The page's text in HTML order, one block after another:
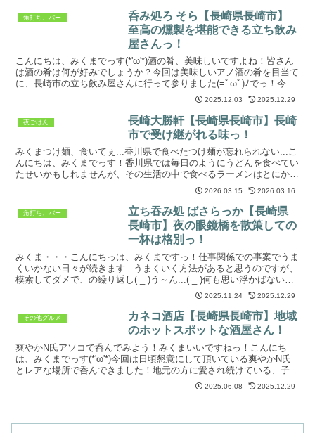
角打ち、バー
呑み処ろ そら【長崎県長崎市】
至高の燻製を堪能できる立ち飲み
屋さんっ！
こんにちは、みくまでっす(*'ω'*)酒の肴、美味しいですよね！皆さん
は酒の肴は何が好みでしょうか？今回は美味しいアノ酒の肴を目当て
に、長崎市の立ち飲み屋さんに行って参りました(=ﾟωﾟ)ﾉでっ！今回
訪れましたのが、長崎県長崎市中町にありま... 2025.12.03 2025.12.29
夜ごはん
長崎大勝軒【長崎県長崎市】長崎
市で受け継がれる味っ！
みくまつけ麺、食いてぇ...香川県で食べたつけ麺が忘れられない...こ
んにちは、みくまでっす！香川県では毎日のようにうどんを食べてい
たせいかもしれませんが、その生活の中で食べるラーメンはとにかく
美味しく感じました。特につけ麺。思い出を美化し...
2026.03.15 2026.03.16
角打ち、バー
立ち吞み処 ばさらっか【長崎県
長崎市】夜の眼鏡橋を散策しての
一杯は格別っ！
みくま・・・こんにちっは、みくまですっ！仕事関係での事案でうま
くいかない日々が続きます...うまくいく方法があると思うのですが、
模索してダメで、の繰り返し(-_-)う～ん...(-_-)何も思い浮かばないの
2025.11.24 2025.12.29
その他グルメ
カネコ酒店【長崎県長崎市】地域
のホットスポットな酒屋さん！
爽やかN氏アソコで呑んでみよう！みくまいいですねっ！こんにち
は、みくまでっす(*'ω'*)今回は日頃懇意にして頂いている爽やかN氏
とレアな場所で呑んできました！地元の方に愛され続けている、子供
にも大人にも評判のホットスポットです(=ﾟωﾟ)...2025.06.08 2025.12.29